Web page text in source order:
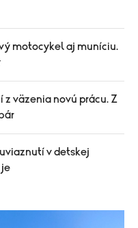
motocykel aj muníciu.
z väzenia novú prácu. Z
v detskej